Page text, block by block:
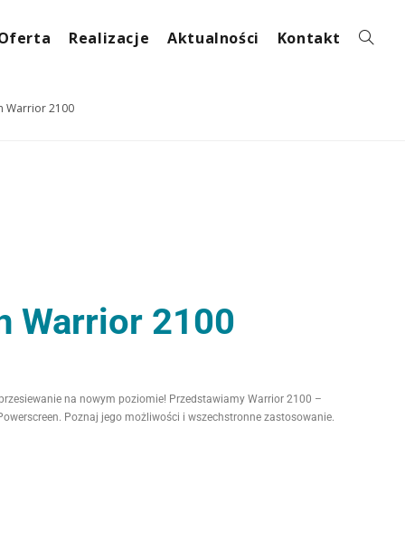
Realizacje Aktualności Kontakt
Warrior 2100
Warrior 2100
na nowym poziomie! Przedstawiamy Warrior 2100 –
Poznaj jego możliwości i wszechstronne zastosowanie.